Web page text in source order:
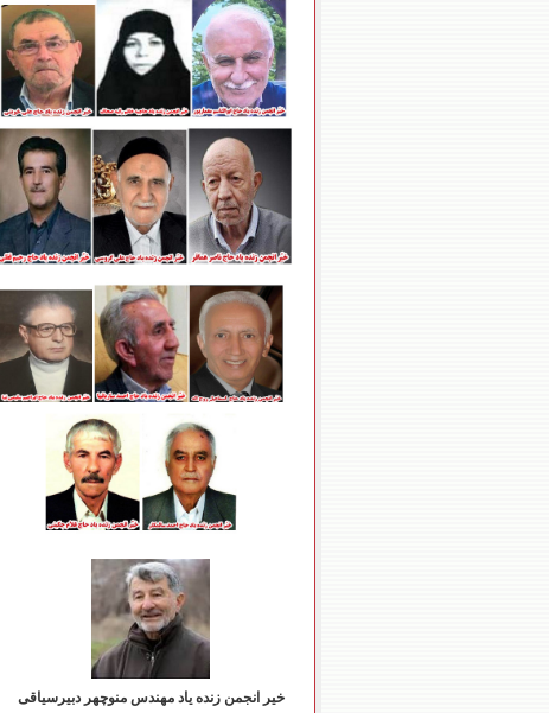
خیر انجمن زنده یاد مهندس منوچهر دبیرسیاقی